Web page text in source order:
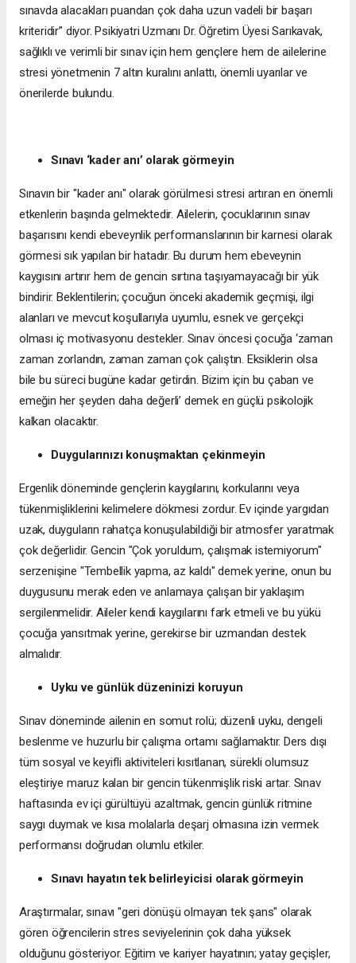
sınavda alacakları puandan çok daha uzun vadeli bir başarı
kriteridir” diyor. Psikiyatri Uzmanı Dr. Öğretim Üyesi Sarıkavak,
sağlıklı ve verimli bir sınav için hem gençlere hem de ailelerine
stresi yönetmenin 7 altın kuralını anlattı, önemli uyarılar ve
önerilerde bulundu.
Sınavı ‘kader anı’ olarak görmeyin
Sınavın bir "kader anı" olarak görülmesi stresi artıran en önemli
etkenlerin başında gelmektedir. Ailelerin, çocuklarının sınav
başarısını kendi ebeveynlik performanslarının bir karnesi olarak
görmesi sık yapılan bir hatadır. Bu durum hem ebeveynin
kaygısını artırır hem de gencin sırtına taşıyamayacağı bir yük
bindirir. Beklentilerin; çocuğun önceki akademik geçmişi, ilgi
alanları ve mevcut koşullarıyla uyumlu, esnek ve gerçekçi
olması iç motivasyonu destekler. Sınav öncesi çocuğa ‘zaman
zaman zorlandın, zaman zaman çok çalıştın. Eksiklerin olsa
bile bu süreci bugüne kadar getirdin. Bizim için bu çaban ve
emeğin her şeyden daha değerli’ demek en güçlü psikolojik
kalkan olacaktır.
Duygularınızı konuşmaktan çekinmeyin
Ergenlik döneminde gençlerin kaygılarını, korkularını veya
tükenmişliklerini kelimelere dökmesi zordur. Ev içinde yargıdan
uzak, duyguların rahatça konuşulabildiği bir atmosfer yaratmak
çok değerlidir. Gencin "Çok yoruldum, çalışmak istemiyorum"
serzenişine "Tembellik yapma, az kaldı" demek yerine, onun bu
duygusunu merak eden ve anlamaya çalışan bir yaklaşım
sergilenmelidir. Aileler kendi kaygılarını fark etmeli ve bu yükü
çocuğa yansıtmak yerine, gerekirse bir uzmandan destek
almalıdır.
Uyku ve günlük düzeninizi koruyun
Sınav döneminde ailenin en somut rolü; düzenli uyku, dengeli
beslenme ve huzurlu bir çalışma ortamı sağlamaktır. Ders dışı
tüm sosyal ve keyifli aktiviteleri kısıtlanan, sürekli olumsuz
eleştiriye maruz kalan bir gencin tükenmişlik riski artar. Sınav
haftasında ev içi gürültüyü azaltmak, gencin günlük ritmine
saygı duymak ve kısa molalarla deşarj olmasına izin vermek
performansı doğrudan olumlu etkiler.
Sınavı hayatın tek belirleyicisi olarak görmeyin
Araştırmalar, sınavı "geri dönüşü olmayan tek şans" olarak
gören öğrencilerin stres seviyelerinin çok daha yüksek
olduğunu gösteriyor. Eğitim ve kariyer hayatının; yatay geçişler,